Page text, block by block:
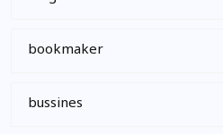
bookmaker
bussines